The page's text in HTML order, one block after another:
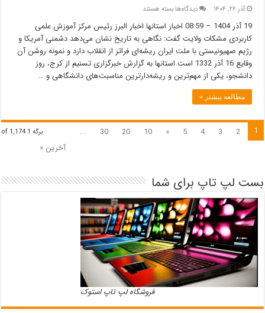
آذر ۲۶, ۱۴۰۴ دیدگاه‌هابرای
تاریخی
که
هنوز
شنیده
نمی‌شود/
دانشجو
نه
تماشاگر!
بسته هستند
19 آذر 1404 – 08:59 اخبار استانها اخبار البرز رئیس مرکز آموزش علمی
کاربردی مشکات ولایت گفت: نگاهی به تاریخ نشان می‌دهد دشمنی آمریکا و
رژیم صهیونیستی با ملت ایران ریشه‌ای فراتر از انقلاب دارد و نمونه روشن آن
وقایع 16 آذر 1332 است.استانها به گزارش خبرگزاری تسنیم از کرج، روز
دانشجو، یکی از مهم‌ترین و ریشه‌دارترین مناسبت‌های دانشگاهی و …
مطالعه بیشتر »
برگه 1 of 1,174 1
2
3
4
5
»
10
20
30
...
آخرین »
بست لپ تاپ برای شما
فروشگاه لپ تاپ استوک